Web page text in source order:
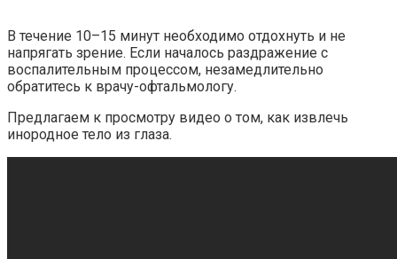
В течение 10–15 минут необходимо отдохнуть и не
напрягать зрение. Если началось раздражение с
воспалительным процессом, незамедлительно
обратитесь к врачу-офтальмологу.
Предлагаем к просмотру видео о том, как извлечь
инородное тело из глаза.